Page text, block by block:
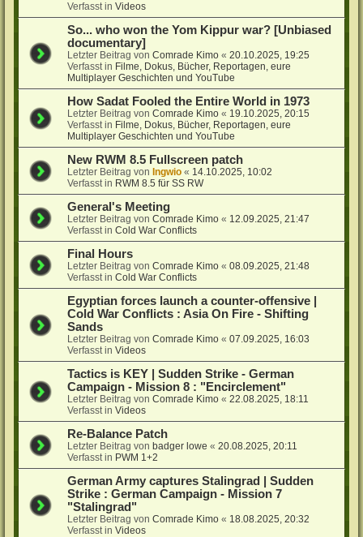
Verfasst inVideos
So... who won the Yom Kippur war? [Unbiased
documentary]
Letzter Beitrag vonComrade Kimo «20.10.2025, 19:25
Verfasst in Filme, Dokus, Bücher, Reportagen, eure
Multiplayer Geschichten und YouTube
How Sadat Fooled the Entire World in 1973
Letzter Beitrag vonComrade Kimo « 19.10.2025, 20:15
Verfasst in Filme, Dokus, Bücher, Reportagen, eure
Multiplayer Geschichten und YouTube
New RWM 8.5 Fullscreen patch
Letzter Beitrag vonIngwio « 14.10.2025, 10:02
Verfasst in RWM 8.5 für SS RW
General's Meeting
Letzter Beitrag vonComrade Kimo « 12.09.2025, 21:47
Verfasst inCold War Conflicts
Final Hours
Letzter Beitrag vonComrade Kimo «08.09.2025, 21:48
Verfasst inCold War Conflicts
Egyptian forces launch a counter-offensive |
Cold War Conflicts : Asia On Fire - Shifting
Sands
Letzter Beitrag vonComrade Kimo «07.09.2025, 16:03
Verfasst inVideos
Tactics is KEY | Sudden Strike - German
Campaign - Mission 8 : "Encirclement"
Letzter Beitrag vonComrade Kimo «22.08.2025, 18:11
Verfasst inVideos
Re-Balance Patch
Letzter Beitrag vonbadger lowe «20.08.2025, 20:11
Verfasst in PWM 1+2
German Army captures Stalingrad | Sudden
Strike : German Campaign - Mission 7
"Stalingrad"
Letzter Beitrag vonComrade Kimo « 18.08.2025, 20:32
Verfasst inVideos